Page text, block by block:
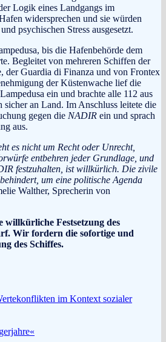
Logik eines Landgangs im
widersprechen und sie würden
psychischen Stress ausgesetzt.
bis die Hafenbehörde dem
Begleitet von mehreren Schiffen der
der Guardia di Finanza und von Frontex
der Küstenwache lief die
ein und brachte alle 112 aus
sicher an Land. Im Anschluss leitete die
gegen die NADIR ein und sprach
aus.
es nicht um Recht oder Unrecht,
entbehren jeder Grundlage, und
festzuhalten, ist willkürlich. Die zivile
um eine politische Agenda
Walther, Sprecherin von
Festsetzung des
Wir fordern die sofortige und
des Schiffes.
im Kontext sozialer